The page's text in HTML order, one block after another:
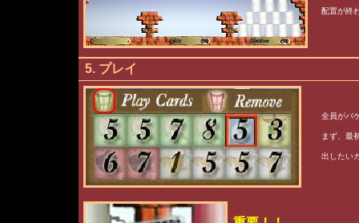
配置が終
5. プレイ
全員がバ
まず、最
出したい